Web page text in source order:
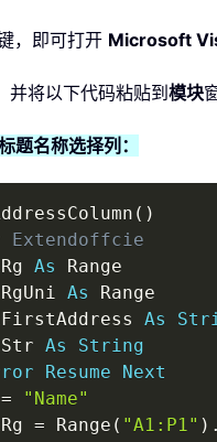
，即可打开 Microsoft
并将以下代码粘贴到 模块
题名称选择列：
( )
Extendoffcie
As Range
As Range
As
As
String
Resume
Next
=
"Name"
= Range ( "A1:P1" ) .